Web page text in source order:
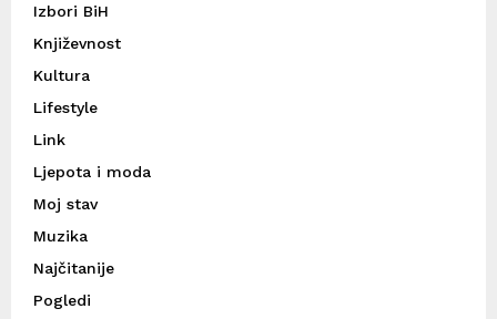
Izbori BiH
Književnost
Kultura
Lifestyle
Link
Ljepota i moda
Moj stav
Muzika
Najčitanije
Pogledi